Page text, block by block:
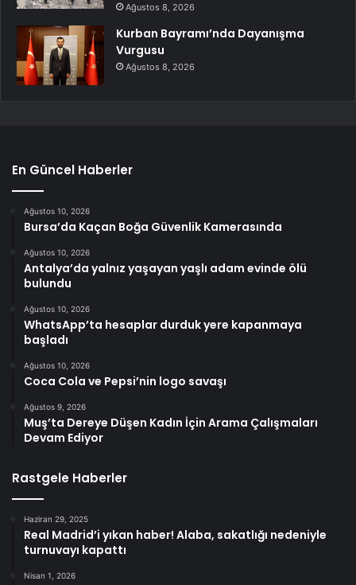
Ağustos 8, 2026
Kurban Bayramı’nda Dayanışma
Vurgusu
Ağustos 8, 2026
En Güncel Haberler
Ağustos 10, 2026
Bursa’da Kaçan Boğa Güvenlik Kamerasında
Ağustos 10, 2026
Antalya’da yalnız yaşayan yaşlı adam evinde ölü
bulundu
Ağustos 10, 2026
WhatsApp’ta hesaplar durduk yere kapanmaya
başladı
Ağustos 10, 2026
Coca Cola ve Pepsi’nin logo savaşı
Ağustos 9, 2026
Muş’ta Dereye Düşen Kadın İçin Arama Çalışmaları
Devam Ediyor
Rastgele Haberler
Haziran 29, 2025
Real Madrid’i yıkan haber! Alaba, sakatlığı nedeniyle
turnuvayı kapattı
Nisan 1, 2026